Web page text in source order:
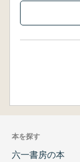
本を探す
六一書房の本